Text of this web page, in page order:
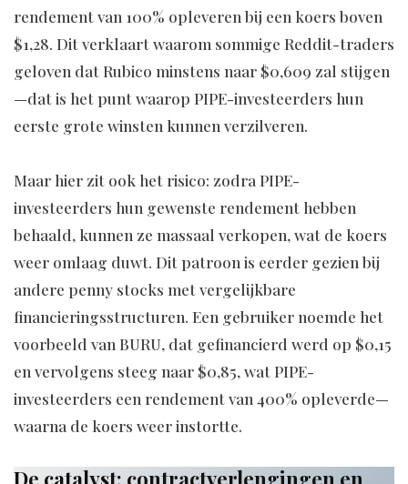
rendement van 100% opleveren bij een koers boven
$1,28. Dit verklaart waarom sommige Reddit-traders
geloven dat Rubico minstens naar $0,609 zal stijgen
—dat is het punt waarop PIPE-investeerders hun
eerste grote winsten kunnen verzilveren.
Maar hier zit ook het risico: zodra PIPE-
investeerders hun gewenste rendement hebben
behaald, kunnen ze massaal verkopen, wat de koers
weer omlaag duwt. Dit patroon is eerder gezien bij
andere penny stocks met vergelijkbare
financieringsstructuren. Een gebruiker noemde het
voorbeeld van BURU, dat gefinancierd werd op $0,15
en vervolgens steeg naar $0,85, wat PIPE-
investeerders een rendement van 400% opleverde—
waarna de koers weer instortte.
De catalyst: contractverlengingen en